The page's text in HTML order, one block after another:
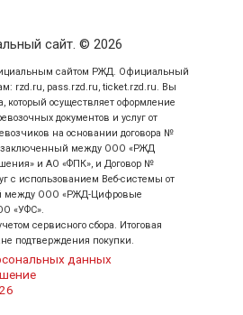
сайт. © 2026
сайтом РЖД. Официальный
rzd.ru, pass.rzd.ru, ticket.rzd.ru. Вы
который осуществляет оформление
документов и услуг от
на основании договора №
заключенный между ООО «РЖД
и АО «ФПК», и Договор №
с использованием Веб-системы от
между ООО «РЖД-Цифровые
«УФС».
сервисного сбора. Итоговая
подтверждения покупки.
данных